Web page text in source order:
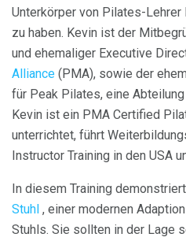
Unterkörper von Pilates-
zu haben. Kevin ist der
und ehemaliger Executive
Alliance (PMA), sowie der
für Peak Pilates, eine
Kevin ist ein PMA Certified
unterrichtet, führt
Instructor Training in den USA
In diesem Training
Stuhl , einer modernen
Stuhls. Sie sollten in der Lage